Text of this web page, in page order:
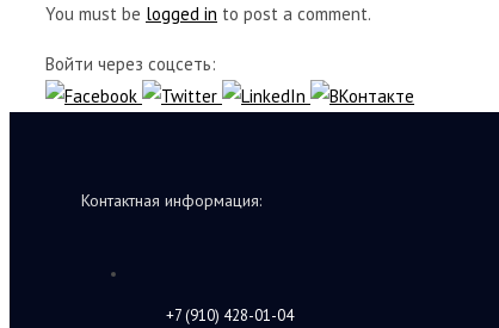
You must be logged in to post a comment.
Войти через соцсеть:
Контактная информация:
+7 (910) 428-01-04